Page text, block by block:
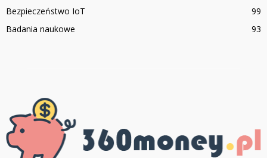
Bezpieczeństwo IoT
99
Badania naukowe
93